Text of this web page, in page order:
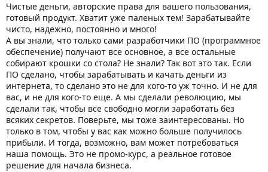
Чистые деньги, авторские права для вашего пользования,
готовый продукт. Хватит уже паленых тем! Зарабатывайте
чисто, надежно, постоянно и много!
А вы знали, что только сами разработчики ПО (программное
обеспечение) получают все основное, а все остальные
собирают крошки со стола? Не знали? Так вот это так. Если
ПО сделано, чтобы зарабатывать и качать деньги из
интернета, то сделано это не для кого-то уж точно. И не для
вас, и не для кого-то еще. А мы сделали революцию, мы
сделали так, чтобы все свободно могли заработать без
всяких секретов. Поверьте, мы тоже заинтересованы. Но
только в том, чтобы у вас как можно больше получилось
прибыли. И тогда, возможно, вам может потребоваться
наша помощь. Это не промо-курс, а реальное готовое
решение для начала бизнеса.